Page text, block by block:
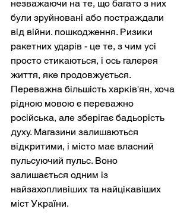
незважаючи на те, що багато з них
були зруйновані або постраждали
від війни. пошкодження. Ризики
ракетних ударів - це те, з чим усі
просто стикаються, і ось галерея
життя, яке продовжується.
Переважна більшість харків'ян, хоча
рідною мовою є переважно
російська, але зберігає бадьорість
духу. Магазини залишаються
відкритими, і місто має власний
пульсуючий пульс. Воно
залишається одним із
найзахопливіших та найцікавіших
міст України.